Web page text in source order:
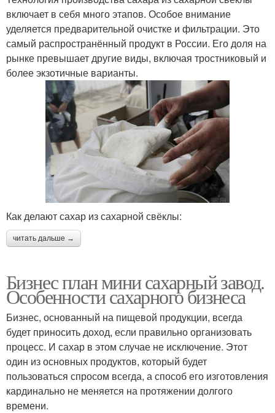
включает в себя много этапов. Особое внимание
уделяется предварительной очистке и фильтрации. Это
самый распространённый продукт в России. Его доля на
рынке превышает другие виды, включая тростниковый и
более экзотичные варианты.
Как делают сахар из сахарной свёклы:
читать дальше →
Бизнес план мини сахарный завод.
Особенности сахарного бизнеса
Бизнес, основанный на пищевой продукции, всегда
будет приносить доход, если правильно организовать
процесс. И сахар в этом случае не исключение. Этот
один из основных продуктов, который будет
пользоваться спросом всегда, а способ его изготовления
кардинально не меняется на протяжении долгого
времени.